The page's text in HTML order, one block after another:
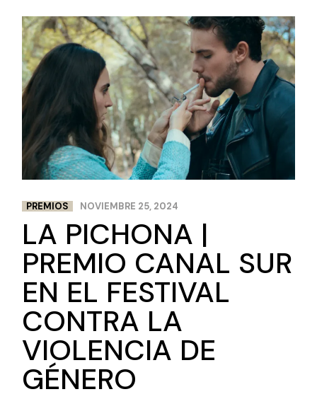
PREMIOS NOVIEMBRE 25, 2024
LA PICHONA |
PREMIO CANAL SUR
EN EL FESTIVAL
CONTRA LA
VIOLENCIA DE
GÉNERO